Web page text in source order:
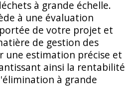
à grande échelle.
à une évaluation
de votre projet et
de gestion des
une estimation précise et
ainsi la rentabilité
à grande